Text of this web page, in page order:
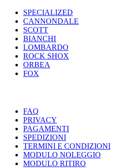
SPECIALIZED
CANNONDALE
SCOTT
BIANCHI
LOMBARDO
ROCK SHOX
ORBEA
FOX
FAQ
PRIVACY
PAGAMENTI
SPEDIZIONI
TERMINI E CONDIZIONI
MODULO NOLEGGIO
MODULO RITIRO